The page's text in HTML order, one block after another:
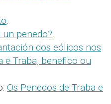
.
un penedo?.
dos eólicos nos
e Traba, benefico ou
Os Penedos de Traba e